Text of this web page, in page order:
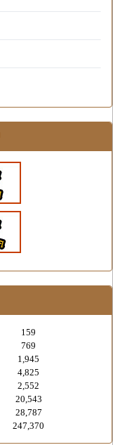
159
769
1,945
4,825
2,552
20,543
28,787
247,370